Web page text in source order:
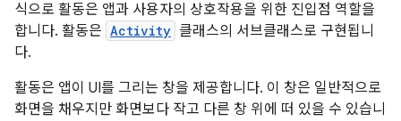
식으로 활동은 앱과 사용자의 상호작용을 위한 진입점 역할을
합니다. 활동은 Activity 클래스의 서브클래스로 구현됩니
다.
활동은 앱이 UI를 그리는 창을 제공합니다. 이 창은 일반적으로
화면을 채우지만 화면보다 작고 다른 창 위에 떠 있을 수 있습니